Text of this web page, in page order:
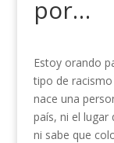
por…
Estoy orando
tipo de racismo
nace una
país, ni el lugar
ni sabe que